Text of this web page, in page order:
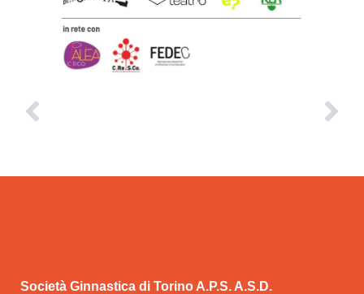
Società Ginnastica di Torino A.P.S. A.S.D.